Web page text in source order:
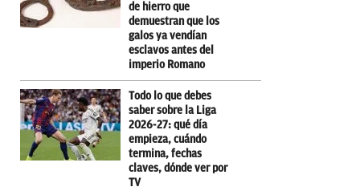
de hierro que
demuestran que los
galos ya vendían
esclavos antes del
imperio Romano
Todo lo que debes
saber sobre la Liga
2026-27: qué día
empieza, cuándo
termina, fechas
claves, dónde ver por
TV